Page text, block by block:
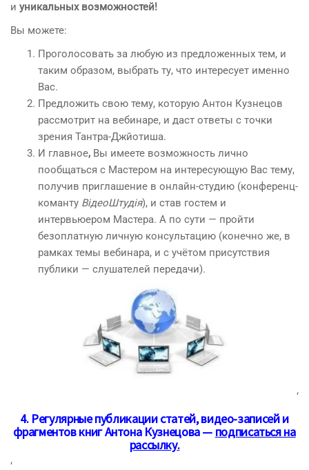
и уникальных возможностей!
Вы можете:
Проголосовать за любую из предложенных тем, и
таким образом, выбрать ту, что интересует именно
Вас.
Предложить свою тему, которую Антон Кузнецов
рассмотрит на вебинаре, и даст ответы с точки
зрения Тантра-Джйотиша.
И главное, Вы имеете возможность лично
пообщаться с Мастером на интересующую Вас тему,
получив приглашение в онлайн-студию (конференц-
команту ВідеоШтудія), и став гостем и
интервьюером Мастера. А по сути — пройти
безоплатную личную консультацию (конечно же, в
рамках темы вебинара, и с учётом присутствия
публики — слушателей передачи).
‘
4. Регулярные публикации статей, видео-записей и
фрагментов книг Антона Кузнецова — подписаться на
рассылку.
‘